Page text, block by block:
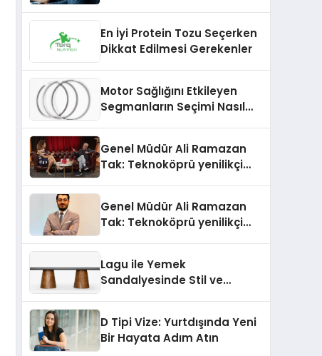
En İyi Protein Tozu Seçerken
Dikkat Edilmesi Gerekenler
Motor Sağlığını Etkileyen
Segmanların Seçimi Nasıl
Genel Müdür Ali Ramazan
Tak: Teknoköprü yenilikçi
Genel Müdür Ali Ramazan
Tak: Teknoköprü yenilikçi
Lagu ile Yemek
Sandalyesinde Stil ve
D Tipi Vize: Yurtdışında Yeni
Bir Hayata Adım Atın